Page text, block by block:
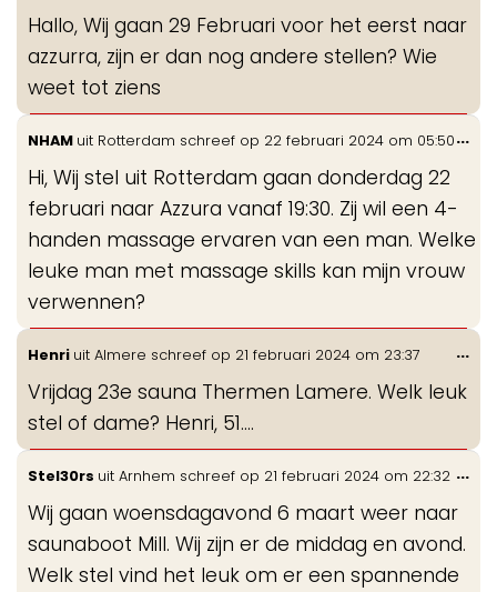
Hallo, Wij gaan 29 Februari voor het eerst naar
azzurra, zijn er dan nog andere stellen? Wie
weet tot ziens
NHAM uit Rotterdam schreef op 22 februari 2024 om 05:50
Hi, Wij stel uit Rotterdam gaan donderdag 22
februari naar Azzura vanaf 19:30. Zij wil een 4-
handen massage ervaren van een man. Welke
leuke man met massage skills kan mijn vrouw
verwennen?
...
Henri uit Almere schreef op 21 februari 2024 om 23:37
Vrijdag 23e sauna Thermen Lamere. Welk leuk
stel of dame? Henri, 51….
...
Stel30rs uit Arnhem schreef op 21 februari 2024 om 22:32
Wij gaan woensdagavond 6 maart weer naar
saunaboot Mill. Wij zijn er de middag en avond.
Welk stel vind het leuk om er een spannende
...